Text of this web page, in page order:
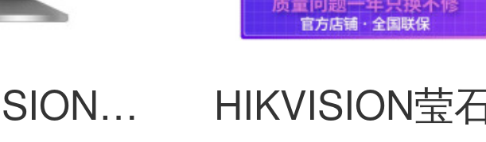
HIKVISIONHIKVISION会议防犯カメラ1080PHD免驱大广角内置麦克风扬声器遥控视频リモートで教育一体机 V122